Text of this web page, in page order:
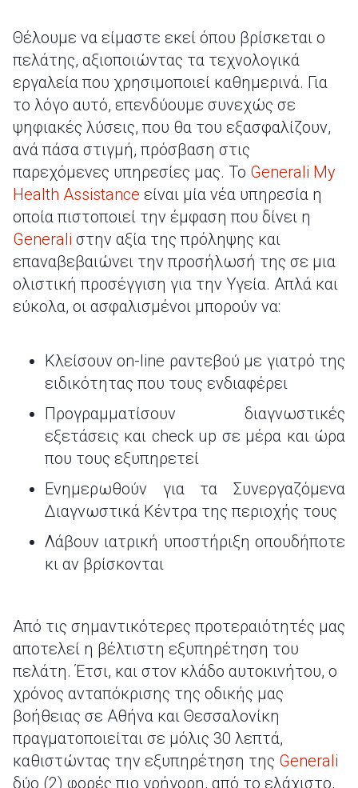
Θέλουμε να είμαστε εκεί όπου βρίσκεται ο
πελάτης, αξιοποιώντας τα τεχνολογικά
εργαλεία που χρησιμοποιεί καθημερινά. Για
το λόγο αυτό, επενδύουμε συνεχώς σε
ψηφιακές λύσεις, που θα του εξασφαλίζουν,
ανά πάσα στιγμή, πρόσβαση στις
παρεχόμενες υπηρεσίες μας. Το Generali My
Health Assistance είναι μία νέα υπηρεσία η
οποία πιστοποιεί την έμφαση που δίνει η
Generali στην αξία της πρόληψης και
επαναβεβαιώνει την προσήλωσή της σε μια
ολιστική προσέγγιση για την Υγεία. Απλά και
εύκολα, οι ασφαλισμένοι μπορούν να:
Κλείσουν on-line ραντεβού με γιατρό της
ειδικότητας που τους ενδιαφέρει
Προγραμματίσουν διαγνωστικές
εξετάσεις και check up σε μέρα και ώρα
που τους εξυπηρετεί
Ενημερωθούν για τα Συνεργαζόμενα
Διαγνωστικά Κέντρα της περιοχής τους
Λάβουν ιατρική υποστήριξη οπουδήποτε
κι αν βρίσκονται
Από τις σημαντικότερες προτεραιότητές μας
αποτελεί η βέλτιστη εξυπηρέτηση του
πελάτη. Έτσι, και στον κλάδο αυτοκινήτου, ο
χρόνος ανταπόκρισης της οδικής μας
βοήθειας σε Αθήνα και Θεσσαλονίκη
πραγματοποιείται σε μόλις 30 λεπτά,
καθιστώντας την εξυπηρέτηση της Generali
δύο (2) φορές πιο γρήγορη, από το ελάχιστο,